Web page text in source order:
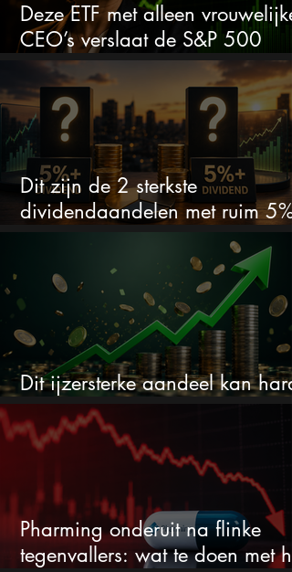
Deze ETF met alleen vrouwelijke
CEO’s verslaat de S&P 500
keihard
Dit zijn de 2 sterkste
dividendaandelen met ruim 5%
Dit ijzersterke aandeel kan hard
stijgen maar bijna niemand kijkt
Pharming onderuit na flinke
tegenvallers: wat te doen met